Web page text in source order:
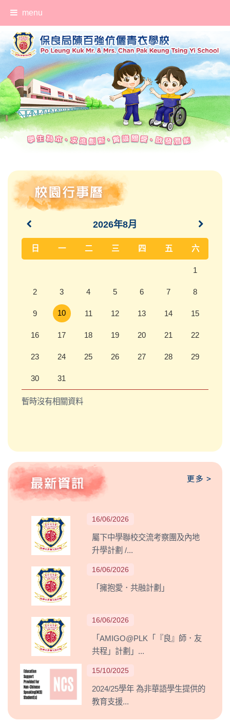
menu
2026年8月
日 一 二 三 四 五 六
1
2 3 4 5 6 7 8
9 10 11 12 13 14 15
16 17 18 19 20 21 22
23 24 25 26 27 28 29
30 31
暫時沒有相關資料
16/06/2026
屬下中學聯校交流考察團及內地
升學計劃 /...
16/06/2026
「擁抱愛．共融計劃」
16/06/2026
「AMIGO@PLK「『良』師．友
共程」計劃」...
15/10/2025
2024/25學年 為非華語學生提供的
教育支援...